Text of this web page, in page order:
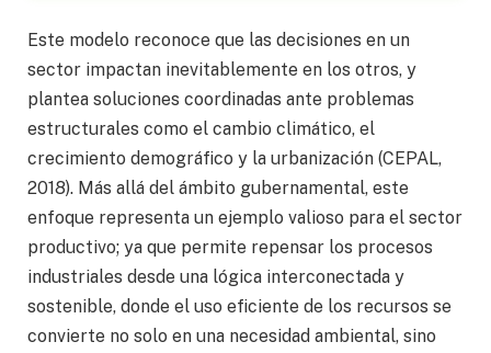
Este modelo reconoce que las decisiones en un
sector impactan inevitablemente en los otros, y
plantea soluciones coordinadas ante problemas
estructurales como el cambio climático, el
crecimiento demográfico y la urbanización (CEPAL,
2018). Más allá del ámbito gubernamental, este
enfoque representa un ejemplo valioso para el sector
productivo; ya que permite repensar los procesos
industriales desde una lógica interconectada y
sostenible, donde el uso eficiente de los recursos se
convierte no solo en una necesidad ambiental, sino